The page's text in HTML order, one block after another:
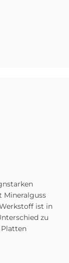
Mineral­guss
ist in
zu
Platten